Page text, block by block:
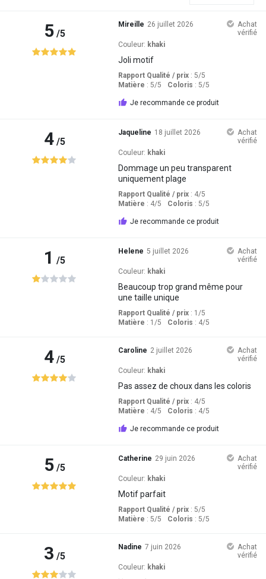
5/5
Mireille 26 juillet 2026
Achat
vérifié
Couleur: khaki
Joli motif
Rapport Qualité / prix: 5/5
Matière : 5/5 Coloris : 5/5
Je recommande ce produit
4/5
Jaqueline 18 juillet 2026
Achat
vérifié
Couleur: khaki
Dommage un peu transparent
uniquement plage
Rapport Qualité / prix: 4/5
Matière : 4/5 Coloris : 5/5
Je recommande ce produit
1 /5
Helene 5 juillet 2026
Achat
vérifié
Couleur: khaki
Beaucoup trop grand même pour
une taille unique
Rapport Qualité / prix: 1 /5
Matière : 1 /5 Coloris : 4/5
4/5
Caroline 2 juillet 2026
Achat
vérifié
Couleur: khaki
Pas assez de choux dans les coloris
Rapport Qualité / prix: 4/5
Matière : 4/5 Coloris : 4/5
Je recommande ce produit
5/5
Catherine 29 juin 2026
Achat
vérifié
Couleur: khaki
Motif parfait
Rapport Qualité / prix: 5/5
Matière : 5/5 Coloris : 5/5
3 /5
Nadine 7 juin 2026
Achat
vérifié
Couleur: khaki